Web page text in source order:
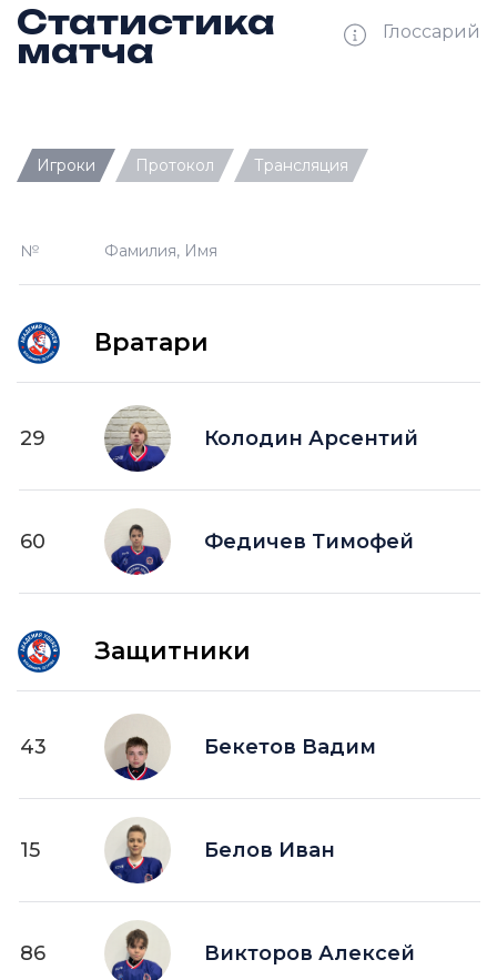
Статистика
матча Глоссарий
П — кол-во передач
игрока на площадке
-2 —
игроков на площад
шайба забитая в большинстве на одного
игрока на площадке
+2 — шайба забитая в большинстве на двух
шайба забитая в пустые ворота
Игроки Протокол Трансляция
№ Фамилия, Имя
Вратари
29 Колодин Арсентий
60 Федичев Тимофей
Защитники
43 Бекетов Вадим
15 Белов Иван
86 Викторов Алексей